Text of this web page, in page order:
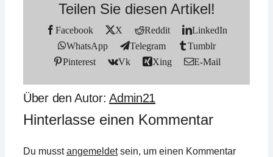
Teilen Sie diesen Artikel!
Facebook X Reddit
LinkedIn
WhatsApp
Telegram
Tumblr
Pinterest
Vk Xing E-Mail
Über den Autor:Admin21
Hinterlasse einen Kommentar
Du musstangemeldetsein, um einen Kommentar